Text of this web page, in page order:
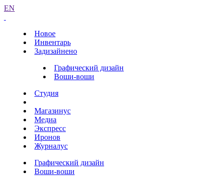
EN
Новое
Инвентарь
Задизайнено
Графический дизайн
Воши-воши
Студия
Магазинус
Медиа
Экспресс
Иронов
Журналус
Графический дизайн
Воши-воши